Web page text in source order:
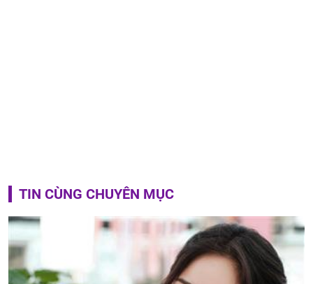
TIN CÙNG CHUYÊN MỤC